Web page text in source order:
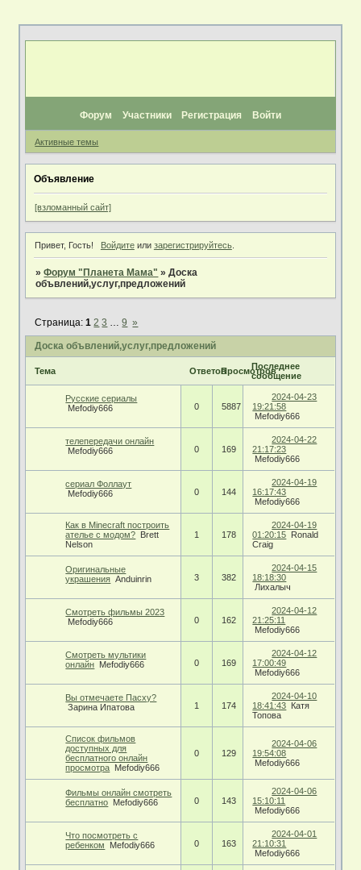
Форум Участники Регистрация Войти
Активные темы
Объявление
[взломанный сайт]
Привет, Гость! Войдитеили зарегистрируйтесь.
»Форум "Планета Мама" »Доска
объвлений,услуг,предложений
Доска объвлений,услуг,предложений
Страница:1 2 3 … 9 »
Тема ОтветовПросмотровПоследнее
сообщение
Русские сериалы
Mefodiy666
0 5887
2024-04-23
19:21:58
Mefodiy666
телепередачи онлайн
Mefodiy666
0 169
2024-04-22
21:17:23
Mefodiy666
сериал Фоллаут
Mefodiy666
0 144
2024-04-19
16:17:43
Mefodiy666
Как в Minecraft построить
ателье с модом? Brett
Nelson
1 178
2024-04-19
01:20:15 Ronald
Craig
Оригинальные
украшения Anduinrin 3 382
2024-04-15
18:18:30
Лихалыч
Смотреть фильмы 2023
Mefodiy666
0 162
2024-04-12
21:25:11
Mefodiy666
Смотреть мультики
онлайн Mefodiy666 0 169
2024-04-12
17:00:49
Mefodiy666
Вы отмечаете Пасху?
Зарина Ипатова
1 174
2024-04-10
18:41:43 Катя
Топова
Список фильмов
доступных для
бесплатного онлайн
просмотра Mefodiy666
0 129
2024-04-06
19:54:08
Mefodiy666
Фильмы онлайн смотреть
бесплатно Mefodiy666 0 143
2024-04-06
15:10:11
Mefodiy666
Что посмотреть с
ребенком
Mefodiy666 0 163
2024-04-01
21:10:31
Mefodiy666